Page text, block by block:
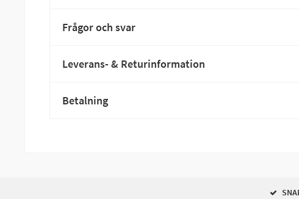
Frågor och svar
Leverans- & Returinformation
Betalning